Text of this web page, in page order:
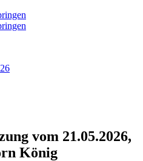
vom 21.05.2026,
König